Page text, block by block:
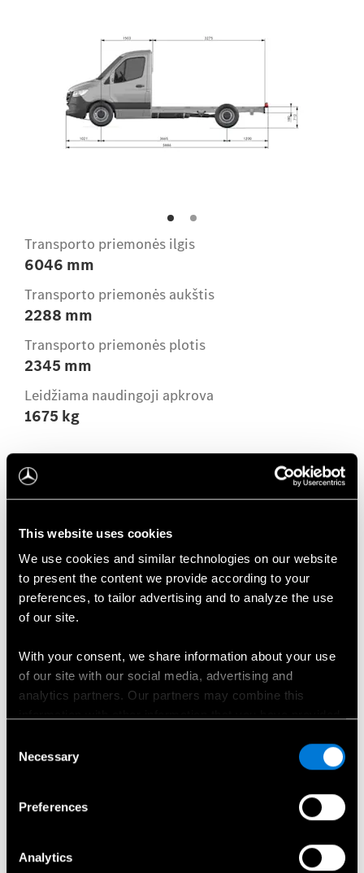
This website uses cookies
We use cookies and similar technologies on our website
to present the content we provide according to your
preferences, to tailor advertising and to analyze the use
of our site.
With your consent, we share information about your use
of our site with our social media, advertising and
analytics partners. Our partners may combine this
their services.
settings displayed in this banner. You can withdraw or
the bottom of our website.
Selection
Necessary
Preferences
Analytics
Transporto priemonės ilgis
6046 mm
Transporto priemonės aukštis
2288 mm
Transporto priemonės plotis
2345 mm
Leidžiama naudingoji apkrova
1675 kg
Salonas
Sprinter Chassis salono
akcentai.
Salono akcentai
Įrangos linijos
Įranga
akcentai.
Technologija